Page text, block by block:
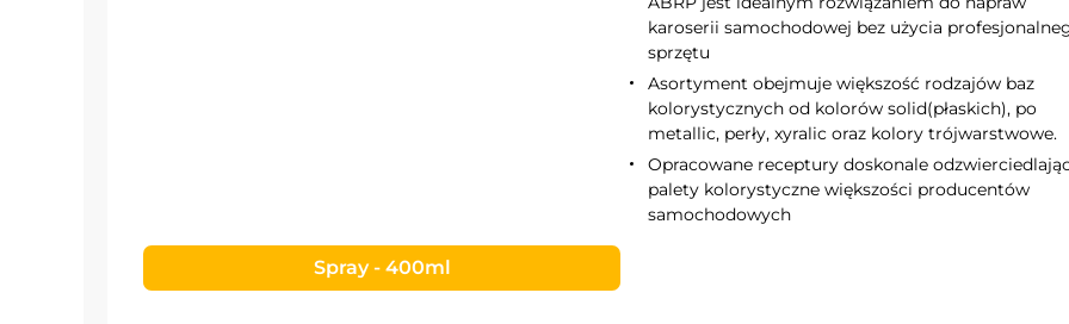
karoserii samochodowej bez użycia
sprzętu
Asortyment obejmuje większość rodzajów baz
kolorystycznych od kolorów solid(płaskich), po
metallic, perły, xyralic oraz kolory trójwarstwowe.
Opracowane receptury doskonale
palety kolorystyczne większości producentów
samochodowych
Spray - 400ml